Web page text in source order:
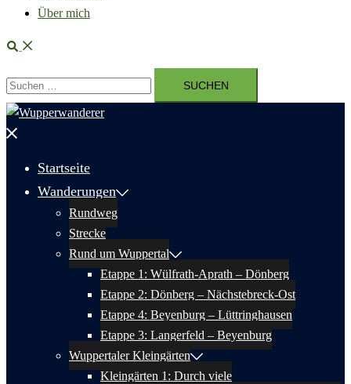
Über mich
Suche
Suchen
nach:
Menü
Startseite
Wanderungen
Rundweg
Strecke
Rund um Wuppertal
Etappe 1: Wülfrath-Aprath – Dönberg
Etappe 2: Dönberg – Nächstebreck-Ost
Etappe 4: Beyenburg – Lüttringhausen
Etappe 3: Langerfeld – Beyenburg
Wuppertaler Kleingärten
Kleingärten 1: Durch viele